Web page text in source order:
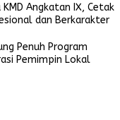
Angkatan IX, Cetak
dan Berkarakter
Penuh Program
Pemimpin Lokal